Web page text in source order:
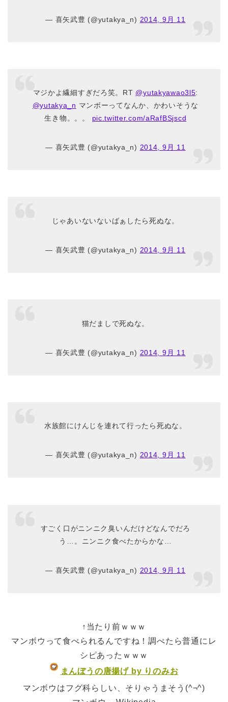
— 喜矢武豊 (@yutakya_n) 2014, 9月 11
マジかよ繊細すぎだろ笑。RT @yutakyawao3l5:
@yutakya_n マンボーってなんか、かわいそうな
生き物。。。 pic.twitter.com/aRafBSjscd
— 喜矢武豊 (@yutakya_n) 2014, 9月 11
じゃあいないないばぁしたら死ぬな。
— 喜矢武豊 (@yutakya_n) 2014, 9月 11
猫だましで死ぬな。
— 喜矢武豊 (@yutakya_n) 2014, 9月 11
水族館にけんじを連れて行ったら死ぬな。
— 喜矢武豊 (@yutakya_n) 2014, 9月 11
すごく口がニンニク臭いんだけどなんでだろ
う…。ニンニク食べたからかな…
— 喜矢武豊 (@yutakya_n) 2014, 9月 11
↑当たり前ｗｗｗ
マンボウって食べられるんですね！調べたら普通にレ
シピあったｗｗｗ
まんぼうの唐揚げ by りのみお
マンボウはフグ科らしい、そりゃうまそう(^¬^)